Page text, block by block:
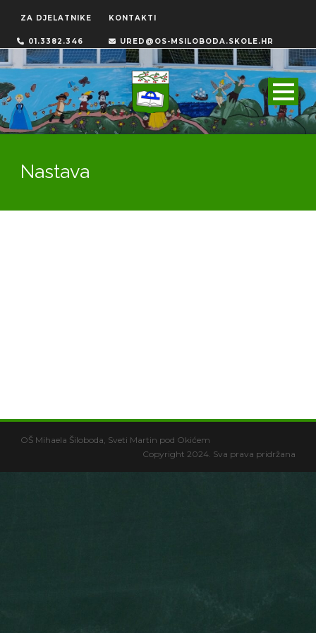
ZA DJELATNIKE KONTAKTI
01.3382.346 URED@OS-MSILOBODA.SKOLE.HR
Nastava
OŠ Mihaela Šiloboda, Sveti Martin pod Okićem
Copyright 2024. Sva prava pridržana